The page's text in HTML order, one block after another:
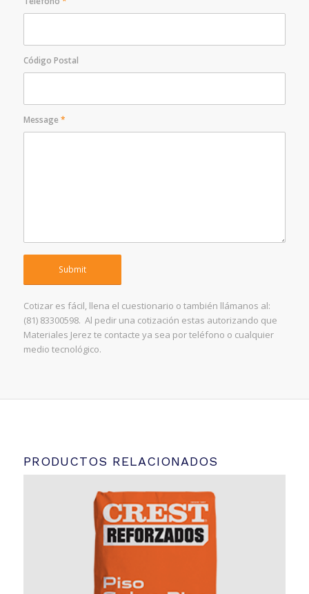
Código Postal
Message *
Cotizar es fácil, llena el cuestionario o también llámanos al:
(81) 83300598. Al pedir una cotización estas autorizando que
Materiales Jerez te contacte ya sea por teléfono o cualquier
medio tecnológico.
PRODUCTOS RELACIONADOS